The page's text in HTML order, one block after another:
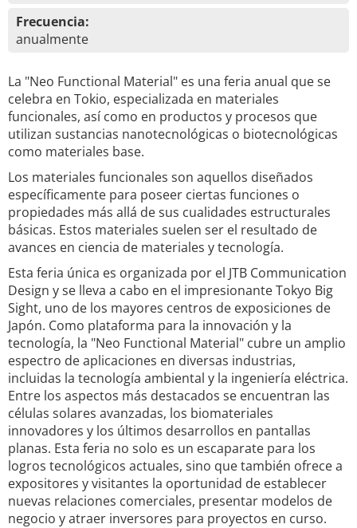
Frecuencia:
anualmente
La "Neo Functional Material" es una feria anual que se
celebra en Tokio, especializada en materiales
funcionales, así como en productos y procesos que
utilizan sustancias nanotecnológicas o biotecnológicas
como materiales base.
Los materiales funcionales son aquellos diseñados
específicamente para poseer ciertas funciones o
propiedades más allá de sus cualidades estructurales
básicas. Estos materiales suelen ser el resultado de
avances en ciencia de materiales y tecnología.
Esta feria única es organizada por el JTB Communication
Design y se lleva a cabo en el impresionante Tokyo Big
Sight, uno de los mayores centros de exposiciones de
Japón. Como plataforma para la innovación y la
tecnología, la "Neo Functional Material" cubre un amplio
espectro de aplicaciones en diversas industrias,
incluidas la tecnología ambiental y la ingeniería eléctrica.
Entre los aspectos más destacados se encuentran las
células solares avanzadas, los biomateriales
innovadores y los últimos desarrollos en pantallas
planas. Esta feria no solo es un escaparate para los
logros tecnológicos actuales, sino que también ofrece a
expositores y visitantes la oportunidad de establecer
nuevas relaciones comerciales, presentar modelos de
negocio y atraer inversores para proyectos en curso.